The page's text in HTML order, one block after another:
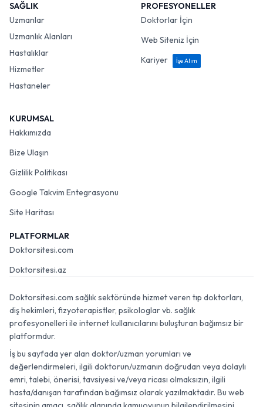
SAĞLIK
Uzmanlar
Uzmanlık Alanları
Hastalıklar
Hizmetler
Hastaneler
PROFESYONELLER
Doktorlar İçin
Web Siteniz İçin
Kariyer
İşe Alım
KURUMSAL
Hakkımızda
Bize Ulaşın
Gizlilik Politikası
Google Takvim Entegrasyonu
Site Haritası
PLATFORMLAR
Doktorsitesi.com
Doktorsitesi.az
Doktorsitesi.com sağlık sektöründe hizmet veren tıp doktorları,
diş hekimleri, fizyoterapistler, psikologlar vb. sağlık
profesyonelleri ile internet kullanıcılarını buluşturan bağımsız bir
platformdur.
İş bu sayfada yer alan doktor/uzman yorumları ve
değerlendirmeleri, ilgili doktorun/uzmanın doğrudan veya dolaylı
emri, talebi, önerisi, tavsiyesi ve/veya ricası olmaksızın, ilgili
hasta/danışan tarafından bağımsız olarak yazılmaktadır. Bu web